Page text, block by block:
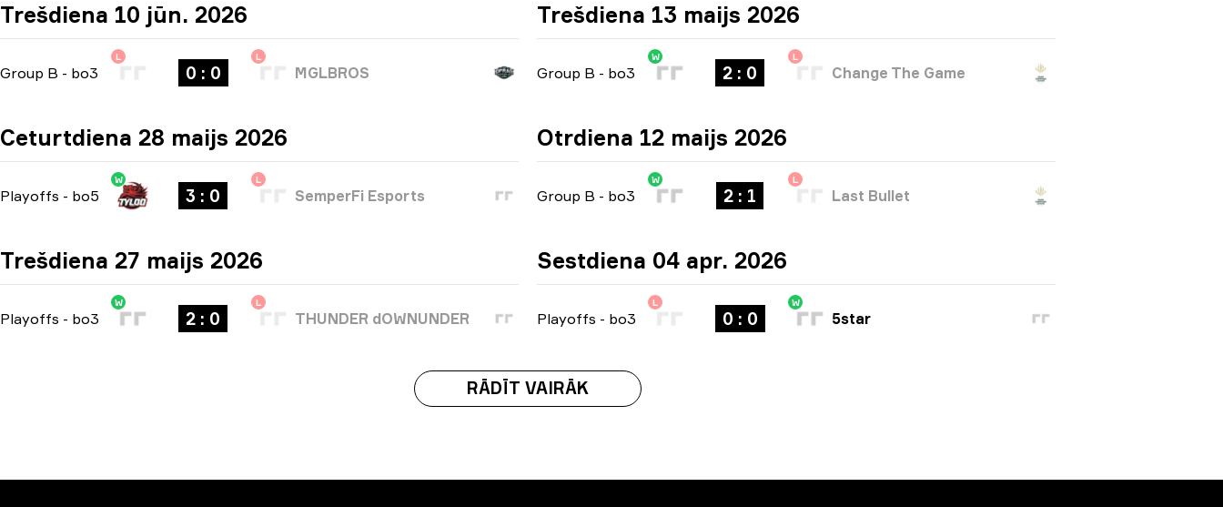
Trešdiena 10 jūn. 2026
Group B - bo3
L
0 : 0
L
MGLBROS
Ceturtdiena 28 maijs 2026
Playoffs - bo5
W
3 : 0
L
SemperFi Esports
Trešdiena 27 maijs 2026
Playoffs - bo3
W
2 : 0
L
THUNDER dOWNUNDER
Trešdiena 13 maijs 2026
Group B - bo3
W
2 : 0
L
Change The Game
Otrdiena 12 maijs 2026
Group B - bo3
W
2 : 1
L
Last Bullet
Sestdiena 04 apr. 2026
Playoffs - bo3
L
0 : 0
W
5star
RĀDĪT VAIRĀK